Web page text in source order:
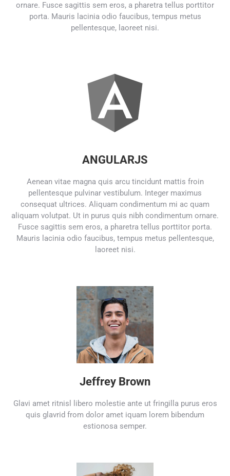
ornare. Fusce sagittis sem eros, a pharetra tellus porttitor
porta. Mauris lacinia odio faucibus, tempus metus
pellentesque, laoreet nisi.
ANGULARJS
Aenean vitae magna quis arcu tincidunt mattis froin
pellentesque pulvinar vestibulum. Integer maximus
consequat ultrices. Aliquam condimentum mi ac quam
aliquam volutpat. Ut in purus quis nibh condimentum ornare.
Fusce sagittis sem eros, a pharetra tellus porttitor porta.
Mauris lacinia odio faucibus, tempus metus pellentesque,
laoreet nisi.
Jeffrey Brown
Glavi amet ritnisl libero molestie ante ut fringilla purus eros
quis glavrid from dolor amet iquam lorem bibendum
estionosa semper.